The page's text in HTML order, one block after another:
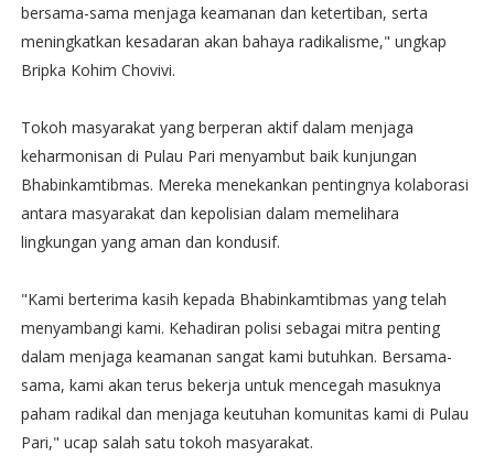
bersama-sama menjaga keamanan dan ketertiban, serta
meningkatkan kesadaran akan bahaya radikalisme," ungkap
Bripka Kohim Chovivi.
Tokoh masyarakat yang berperan aktif dalam menjaga
keharmonisan di Pulau Pari menyambut baik kunjungan
Bhabinkamtibmas. Mereka menekankan pentingnya kolaborasi
antara masyarakat dan kepolisian dalam memelihara
lingkungan yang aman dan kondusif.
"Kami berterima kasih kepada Bhabinkamtibmas yang telah
menyambangi kami. Kehadiran polisi sebagai mitra penting
dalam menjaga keamanan sangat kami butuhkan. Bersama-
sama, kami akan terus bekerja untuk mencegah masuknya
paham radikal dan menjaga keutuhan komunitas kami di Pulau
Pari," ucap salah satu tokoh masyarakat.